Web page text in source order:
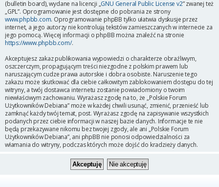
(bulletin board), wydane na licencji „GNU General Public License v2” zwanej też
„GPL”. Oprogramowanie jest dostępne do pobrania ze strony
www.phpbb.com. Oprogramowanie phpBB tylko ułatwia dyskusje przez
internet, a jego autorzy nie kontrolują tekstów zamieszczanych w internecie za
jego pomocą. Więcej informacji o phpBB można znaleźć na stronie
https://www.phpbb.com/.
Akceptujesz zakaz publikowania wypowiedzi o charakterze obraźliwym,
oszczerczym, propagującym treści niezgodne z polskim prawem lub
naruszającym cudze prawa autorskie i dobra osobiste. Naruszenie tego
zakazu może skutkować dla ciebie całkowitym zablokowaniem dostępu do tej
witryny, a twój dostawca internetu zostanie powiadomiony o twoim
niewłaściwym zachowaniu. Wyrażasz zgodę na to, że „Polskie Forum
Użytkowników Debiana” może w każdej chwili usunąć, zmienić, przenieść lub
zamknąć każdy twój temat, post. Wyrażasz zgodę na zapisywanie wszystkich
podanych przez ciebie informacji w naszej bazie danych. Informacje te nie
będą przekazywane nikomu bez twojej zgody, ale ani „Polskie Forum
Użytkowników Debiana”, ani phpBB nie ponosi odpowiedzialności za
włamania do witryny, podczas których może dojść do kradzieży danych.